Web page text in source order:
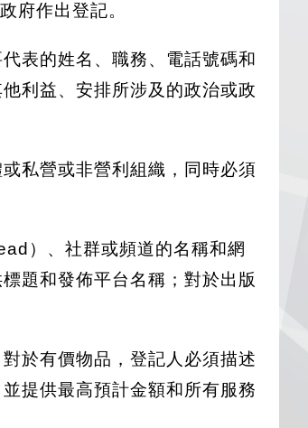
府作出登記。
表的姓名、職務、電話號碼和
利益、安排所涉及的政治或政
私營或非營利組織，同時必須
）、社群或頻道的名稱和網
題和發佈平台名稱；對於出版
於有價物品，登記人必須描述
提供最高預計金額和所有服務